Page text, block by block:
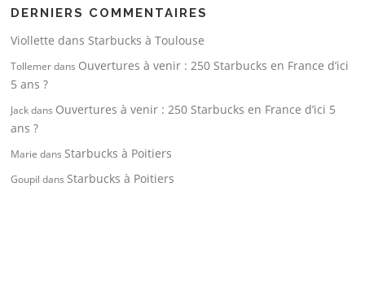
DERNIERS COMMENTAIRES
Viollette dans Starbucks à Toulouse
Tollemerdans Ouvertures à venir : 250 Starbucks en France d’ici
5 ans ?
Jackdans Ouvertures à venir : 250 Starbucks en France d’ici 5
ans ?
Marie dans Starbucks à Poitiers
Goupil dans Starbucks à Poitiers